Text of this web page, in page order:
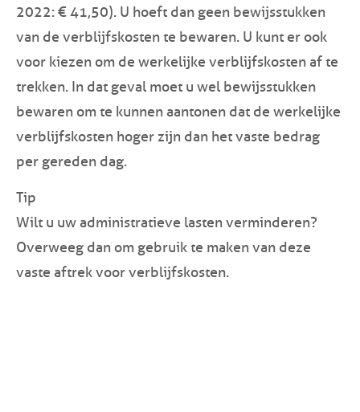
2022: € 41,50). U hoeft dan geen bewijsstukken
van de verblijfskosten te bewaren. U kunt er ook
voor kiezen om de werkelijke verblijfskosten af te
trekken. In dat geval moet u wel bewijsstukken
bewaren om te kunnen aantonen dat de werkelijke
verblijfskosten hoger zijn dan het vaste bedrag
per gereden dag.
Tip
Wilt u uw administratieve lasten verminderen?
Overweeg dan om gebruik te maken van deze
vaste aftrek voor verblijfskosten.